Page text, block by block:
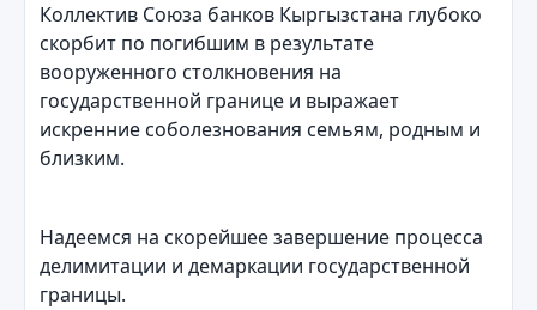
Коллектив Союза банков Кыргызстана глубоко
скорбит по погибшим в результате
вооруженного столкновения на
государственной границе и выражает
искренние соболезнования семьям, родным и
близким.
Надеемся на скорейшее завершение процесса
делимитации и демаркации государственной
границы.